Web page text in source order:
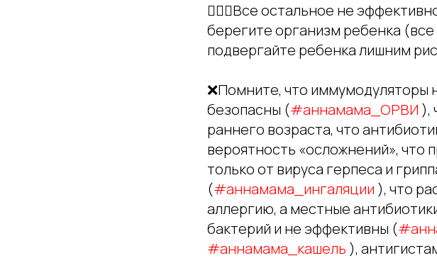
🤷🏼‍♀️Все остальное не
берегите организм ребенка
подвергайте ребенка лишним
❌Помните, что иммумодуляторы
безопасны (#аннамама_ОРВИ ),
раннего возраста, что
вероятность «осложнений»,
только от вируса герпеса и
(#аннамама_ингаляции ), что
аллергию, а местные
бактерий и не эффективны (
#аннамама_кашель ),